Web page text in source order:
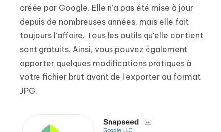
créée par Google. Elle n'a pas été mise à jour
depuis de nombreuses années, mais elle fait
toujours l'affaire. Tous les outils qu'elle contient
sont gratuits. Ainsi, vous pouvez également
apporter quelques modifications pratiques à
votre fichier brut avant de l'exporter au format
JPG.